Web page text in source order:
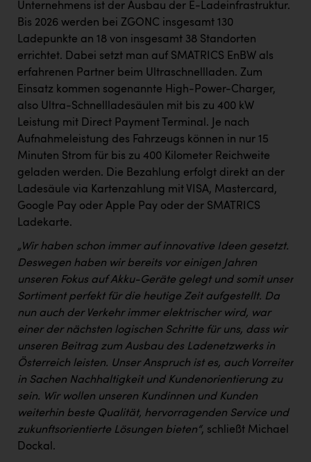
Unternehmens ist der Ausbau der E-Ladeinfrastruktur.
Bis 2026 werden bei ZGONC insgesamt 130
Ladepunkte an 18 von insgesamt 38 Standorten
errichtet. Dabei setzt man auf SMATRICS EnBW als
erfahrenen Partner beim Ultraschnellladen. Zum
Einsatz kommen sogenannte High-Power-Charger,
also Ultra-Schnellladesäulen mit bis zu 400 kW
Leistung mit Direct Payment Terminal. Je nach
Aufnahmeleistung des Fahrzeugs können in nur 15
Minuten Strom für bis zu 400 Kilometer Reichweite
geladen werden. Die Bezahlung erfolgt direkt an der
Ladesäule via Kartenzahlung mit VISA, Mastercard,
Google Pay oder Apple Pay oder der SMATRICS
Ladekarte.
„Wir haben schon immer auf innovative Ideen gesetzt.
Deswegen haben wir bereits vor einigen Jahren
unseren Fokus auf Akku-Geräte gelegt und somit unser
Sortiment perfekt für die heutige Zeit aufgestellt. Da
nun auch der Verkehr immer elektrischer wird, war
einer der nächsten logischen Schritte für uns, dass wir
unseren Beitrag zum Ausbau des Ladenetzwerks in
Österreich leisten. Unser Anspruch ist es, auch Vorreiter
in Sachen Nachhaltigkeit und Kundenorientierung zu
sein. Wir wollen unseren Kundinnen und Kunden
weiterhin beste Qualität, hervorragenden Service und
zukunftsorientierte Lösungen bieten“, schließt Michael
Dockal.